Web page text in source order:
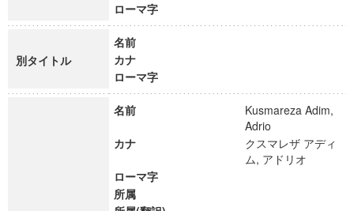
ローマ字
別タイトル
名前
カナ
ローマ字
名前
Kusmareza Adim,
Adrio
カナ
クスマレザ アディ
ム, アドリオ
ローマ字
所属